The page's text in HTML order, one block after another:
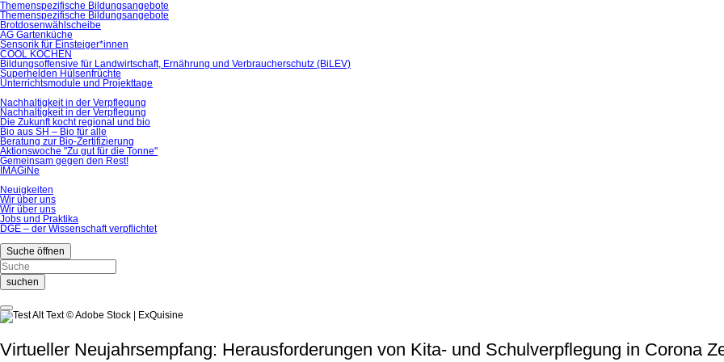
Themenspezifische Bildungsangebote
Themenspezifische Bildungsangebote
Brotdosenwählscheibe
AG Gartenküche
Sensorik für Einsteiger*innen
COOL KOCHEN
Bildungsoffensive für Landwirtschaft, Ernährung und Verbraucherschutz (BiLEV)
Superhelden Hülsenfrüchte
Unterrichtsmodule und Projekttage
Nachhaltigkeit in der Verpflegung
Nachhaltigkeit in der Verpflegung
Die Zukunft kocht regional und bio
Bio aus SH – Bio für alle
Beratung zur Bio-Zertifizierung
Aktionswoche "Zu gut für die Tonne"
Gemeinsam gegen den Rest!
IMAGiNe
Neuigkeiten
Wir über uns
Wir über uns
Jobs und Praktika
DGE – der Wissenschaft verpflichtet
Suche öffnen
suchen
© Adobe Stock | ExQuisine
Virtueller Neujahrsempfang: Herausforderungen von Kita- und Schulverpflegung in Corona